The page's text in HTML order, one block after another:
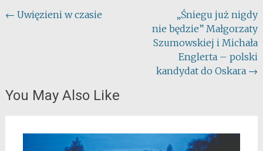
Post
← Uwięzieni w czasie
„Śniegu już nigdy
nie będzie” Małgorzaty
Szumowskiej i Michała
Englerta – polski
kandydat do Oskara →
You May Also Like